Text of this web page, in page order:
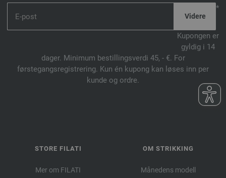
*
Kupongen er
gyldig i 14
dager. Minimum bestillingsverdi 45, - €. For
førstegangsregistrering. Kun én kupong kan løses inn per
kunde og ordre.
STORE FILATI
Mer om FILATI
OM STRIKKING
Månedens modell